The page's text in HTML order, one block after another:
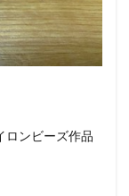
ロンビーズ作品